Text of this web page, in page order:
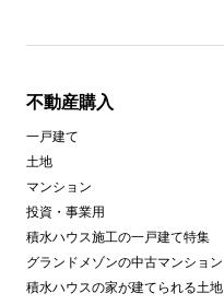
不動産購入
一戸建て
土地
マンション
投資・事業用
積水ハウス施工の一戸建て特集
グランドメゾンの中古マンション
積水ハウスの家が建てられる土地